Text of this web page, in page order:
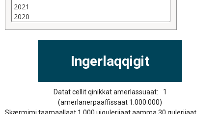
Datat cellit qinikkat amerlassuaat:
1
(amerlanerpaaffissaat 1.000.000)